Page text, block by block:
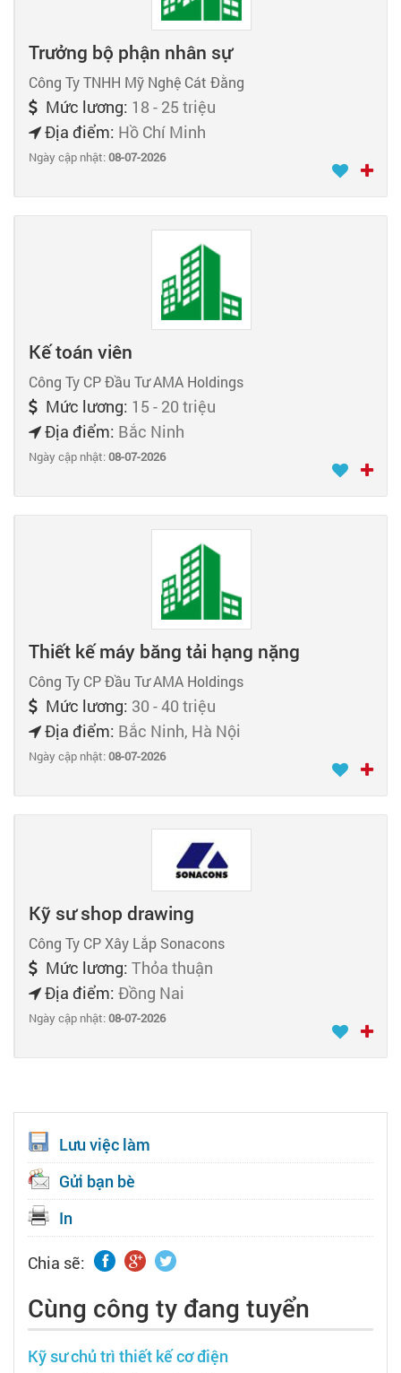
Trưởng bộ phận nhân sự
Công Ty TNHH Mỹ Nghệ Cát Đằng
Mức lương: 18 - 25 triệu
Địa điểm: Hồ Chí Minh
Ngày cập nhật:08-07-2026
Kế toán viên
Công Ty CP Đầu Tư AMA Holdings
Mức lương: 15 - 20 triệu
Địa điểm: Bắc Ninh
Ngày cập nhật:08-07-2026
Thiết kế máy băng tải hạng nặng
Công Ty CP Đầu Tư AMA Holdings
Mức lương: 30 - 40 triệu
Địa điểm: Bắc Ninh, Hà Nội
Ngày cập nhật:08-07-2026
Kỹ sư shop drawing
Công Ty CP Xây Lắp Sonacons
Mức lương: Thỏa thuận
Địa điểm: Đồng Nai
Ngày cập nhật:08-07-2026
Lưu việc làm
Gửi bạn bè
In
Chia sẽ:
Cùng công ty đang tuyển
Kỹ sư chủ trì thiết kế cơ điện